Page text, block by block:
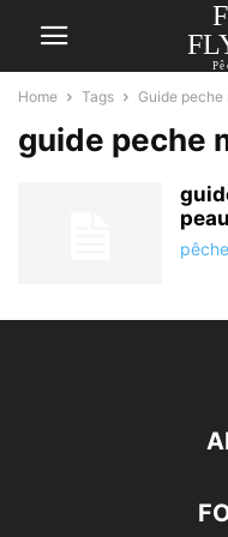
Home Tags Guide peche
guide peche